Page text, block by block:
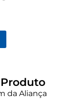
da Aliança